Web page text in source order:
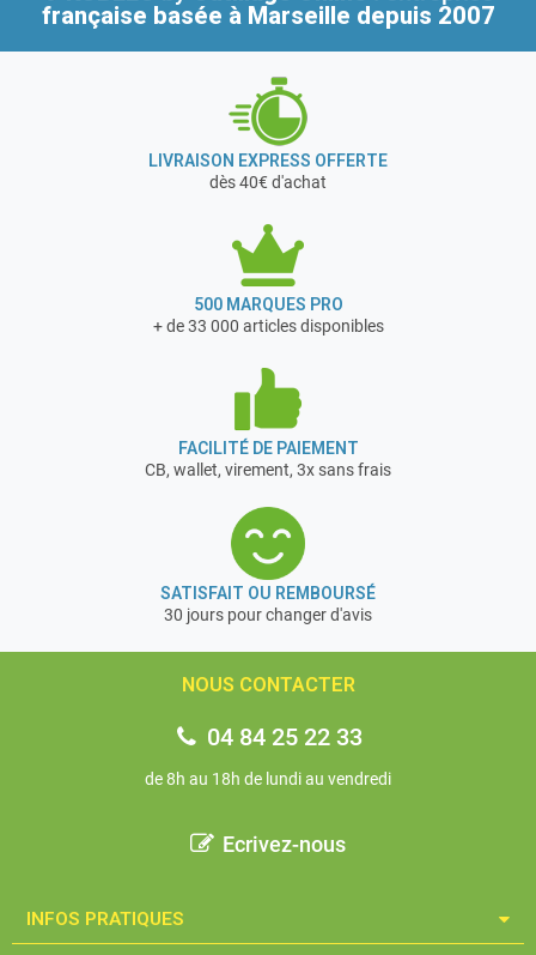
En 1997, l’association de MECAFER au groupe NUAIR, 1er
fabricant mondial de compresseurs à pistons, permet à
l’entreprise d’amplifier sa vocation : offrir le meilleur
service par des produits innovants et économiques.
En février 2017, MECAFER a acquis la société DOMAC
basée à Vierzon dans le Cher (18)
Cette société commercialise des groupes électrogènes,
des compresseurs d'air et des postes de soudage aux
grandes surfaces de bricolage et grandes surfaces
française basée à Marseille depuis 2007
LIVRAISON EXPRESS OFFERTE
dès 40€ d'achat
500 MARQUES PRO
+ de 33 000 articles disponibles
FACILITÉ DE PAIEMENT
CB, wallet, virement, 3x sans frais
SATISFAIT OU REMBOURSÉ
30 jours pour changer d'avis
NOUS CONTACTER
04 84 25 22 33
de 8h au 18h de lundi au vendredi
Ecrivez-nous
INFOS PRATIQUES​